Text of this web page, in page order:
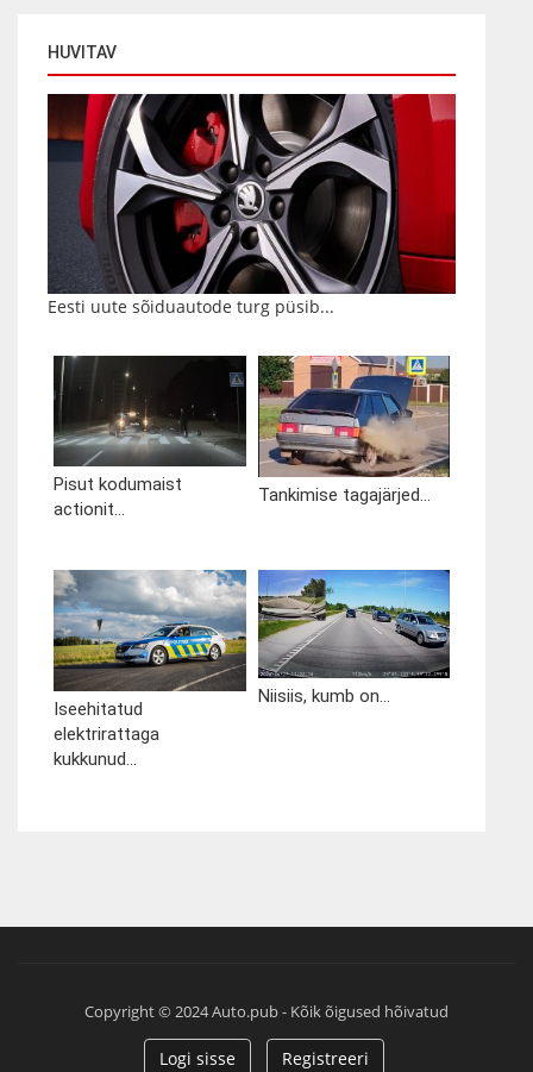
HUVITAV
Eesti uute sõiduautode turg püsib...
Pisut kodumaist
actionit...
Tankimise tagajärjed...
Iseehitatud
elektrirattaga
kukkunud...
Niisiis, kumb on...
Copyright © 2024 Auto.pub - Kõik õigused hõivatud
Logi sisse Registreeri